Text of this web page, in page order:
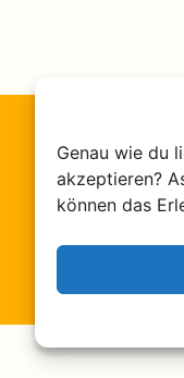
Genau wie du
akzeptieren?
können das